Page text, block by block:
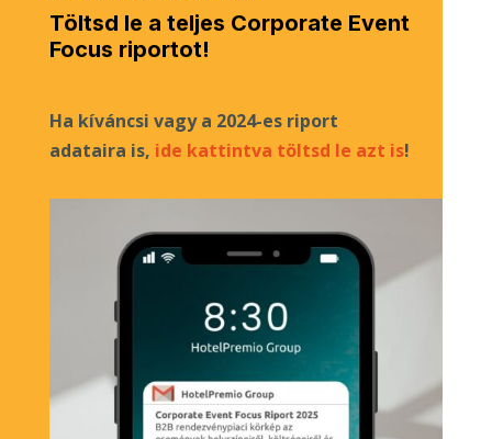
Töltsd le a teljes Corporate Event
Focus riportot!
Ha kíváncsi vagy a 2024-es riport
adataira is, ide kattintva töltsd le azt is!